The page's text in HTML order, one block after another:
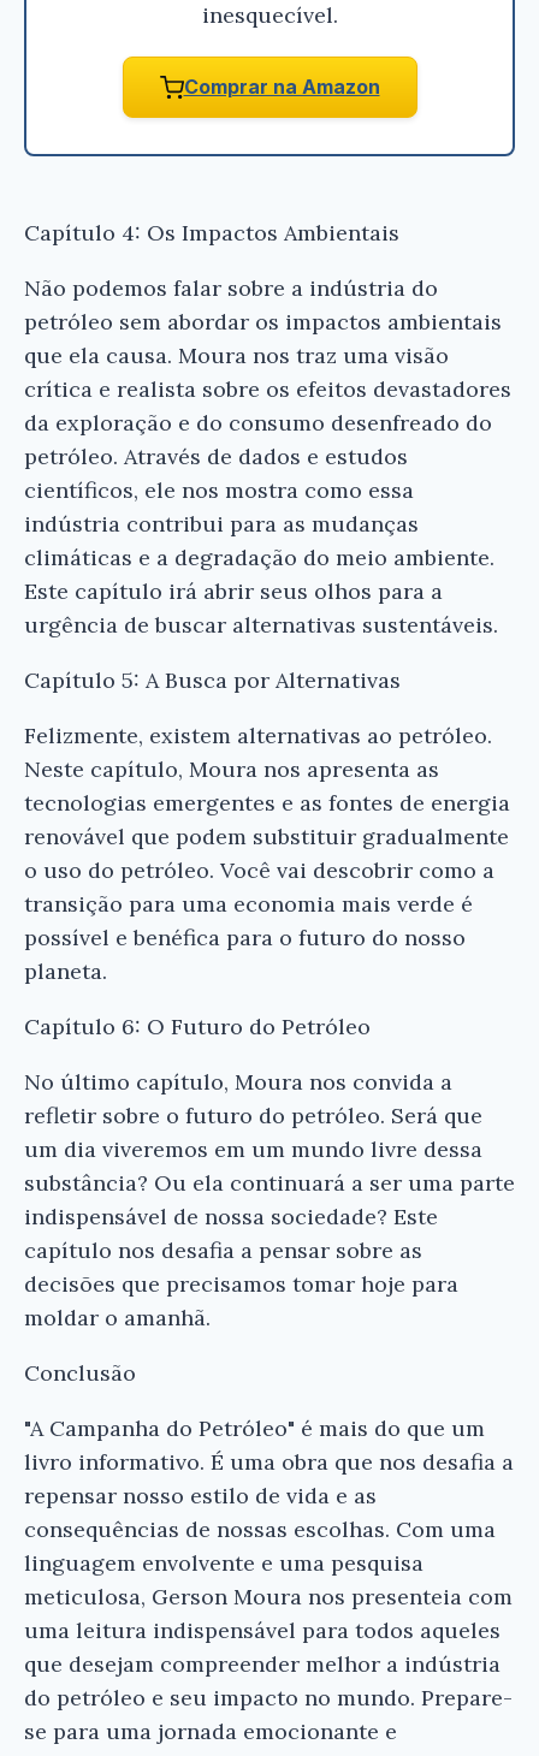
inesquecível.
Comprar na Amazon
Capítulo 4: Os Impactos Ambientais
Não podemos falar sobre a indústria do
petróleo sem abordar os impactos ambientais
que ela causa. Moura nos traz uma visão
crítica e realista sobre os efeitos devastadores
da exploração e do consumo desenfreado do
petróleo. Através de dados e estudos
científicos, ele nos mostra como essa
indústria contribui para as mudanças
climáticas e a degradação do meio ambiente.
Este capítulo irá abrir seus olhos para a
urgência de buscar alternativas sustentáveis.
Capítulo 5: A Busca por Alternativas
Felizmente, existem alternativas ao petróleo.
Neste capítulo, Moura nos apresenta as
tecnologias emergentes e as fontes de energia
renovável que podem substituir gradualmente
o uso do petróleo. Você vai descobrir como a
transição para uma economia mais verde é
possível e benéfica para o futuro do nosso
planeta.
Capítulo 6: O Futuro do Petróleo
No último capítulo, Moura nos convida a
refletir sobre o futuro do petróleo. Será que
um dia viveremos em um mundo livre dessa
substância? Ou ela continuará a ser uma parte
indispensável de nossa sociedade? Este
capítulo nos desafia a pensar sobre as
decisões que precisamos tomar hoje para
moldar o amanhã.
Conclusão
"A Campanha do Petróleo" é mais do que um
livro informativo. É uma obra que nos desafia a
repensar nosso estilo de vida e as
consequências de nossas escolhas. Com uma
linguagem envolvente e uma pesquisa
meticulosa, Gerson Moura nos presenteia com
uma leitura indispensável para todos aqueles
que desejam compreender melhor a indústria
do petróleo e seu impacto no mundo. Prepare-
se para uma jornada emocionante e
Conferir na Amazon